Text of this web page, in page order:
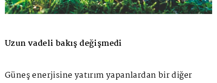
Uzun vadeli bakış değişmedi
Güneş enerjisine yatırım yapanlardan bir diğer